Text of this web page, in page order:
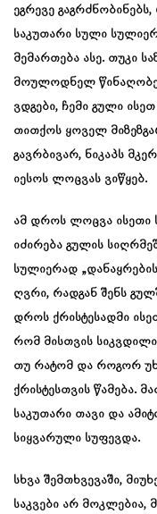
ეგრევე
საკუთარი სული სულიერ
მემართება ასე. თუკი
მოულოდნელ
ვდგები, ჩემი გული
თითქოს ყოველ
გავრბივარ, ნიკაპს
იესოს ლოცვას ვიწყებ.
ამ დროს ლოცვა ისეთი
იძირება გულის
სულიერად
ღვრი, რადგან შენს
დროს ქრისტესადმი
რომ მისთვის
თუ რატომ და როგორ
ქრისტესთვის წამება.
საკუთარი თავი და
სიყვარული სუფევდა.
სხვა შემთხვევაში,
საკვები არ მოკლებია,